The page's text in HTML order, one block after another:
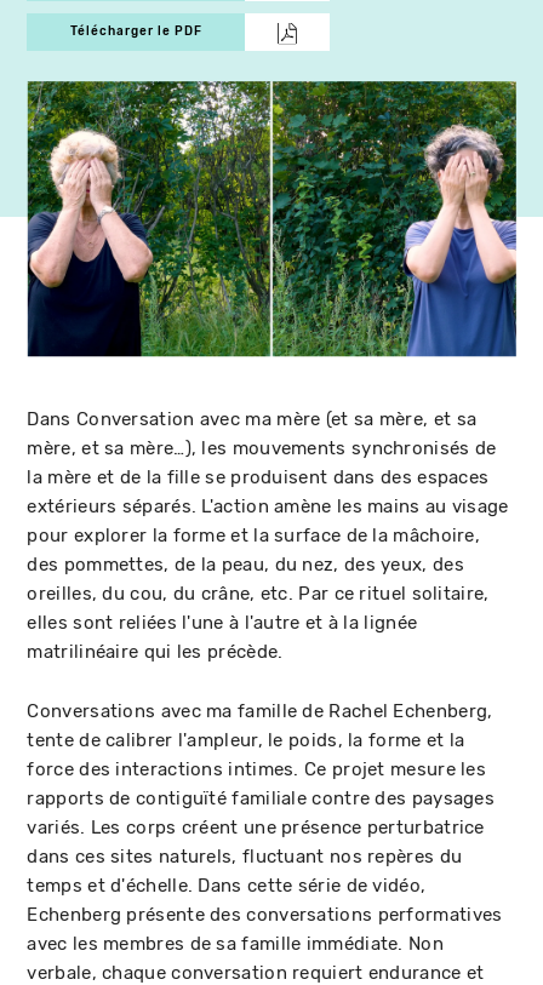
Télécharger le PDF
Dans Conversation avec ma mère (et sa mère, et sa
mère, et sa mère…), les mouvements synchronisés de
la mère et de la fille se produisent dans des espaces
extérieurs séparés. L'action amène les mains au visage
pour explorer la forme et la surface de la mâchoire,
des pommettes, de la peau, du nez, des yeux, des
oreilles, du cou, du crâne, etc. Par ce rituel solitaire,
elles sont reliées l'une à l'autre et à la lignée
matrilinéaire qui les précède.
Conversations avec ma famille de Rachel Echenberg,
tente de calibrer l'ampleur, le poids, la forme et la
force des interactions intimes. Ce projet mesure les
rapports de contiguïté familiale contre des paysages
variés. Les corps créent une présence perturbatrice
dans ces sites naturels, fluctuant nos repères du
temps et d'échelle. Dans cette série de vidéo,
Echenberg présente des conversations performatives
avec les membres de sa famille immédiate. Non
verbale, chaque conversation requiert endurance et